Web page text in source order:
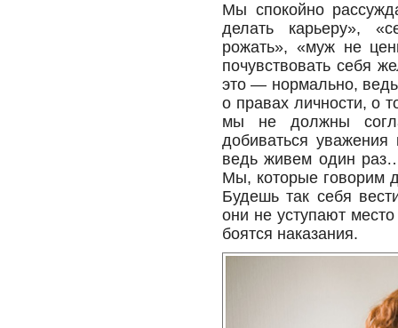
Мы спокойно
делать карьеру»,
рожать», «муж не
почувствовать себя
это — нормально,
о правах личности, о
мы не должны
добиваться
ведь живем один
Мы, которые говорим
Будешь так себя
они не уступают
боятся наказания.